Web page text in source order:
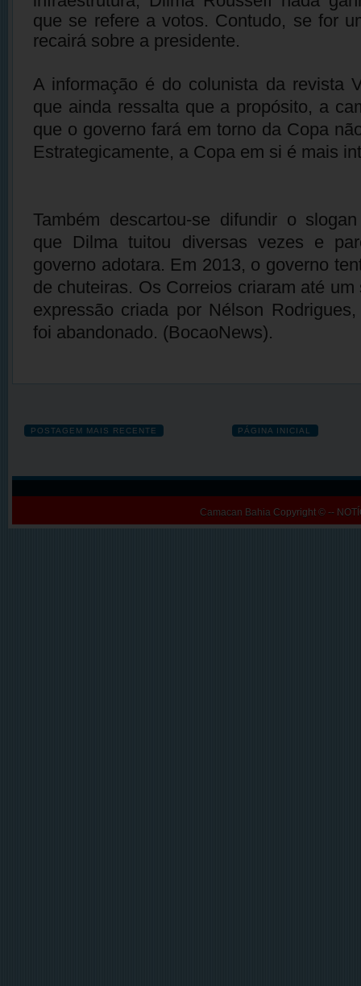
que se refere a votos. Contudo, se for
recairá sobre a presidente.
A informação é do colunista da revista
que ainda ressalta que a propósito, a
que o governo fará em torno da Copa
Estrategicamente, a Copa em si é mais
Também descartou-se difundir o
que Dilma tuitou diversas vezes e
governo adotara. Em 2013, o governo
de chuteiras. Os Correios criaram até
expressão criada por Nélson
foi abandonado. (BocaoNews).
POSTAGEM MAIS RECENTE PÁGINA INICIAL
Camacan Bahia Copyright © --